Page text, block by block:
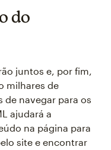
do
juntos e, por fim,
milhares de
de navegar para os
ajudará a
na página para
site e encontrar